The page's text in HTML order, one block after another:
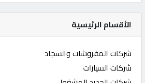
كيو
ماركت
الدليل
القطري
الأقسام الرئيسية
شركات المفروشات والسجاد
شركات السيارات